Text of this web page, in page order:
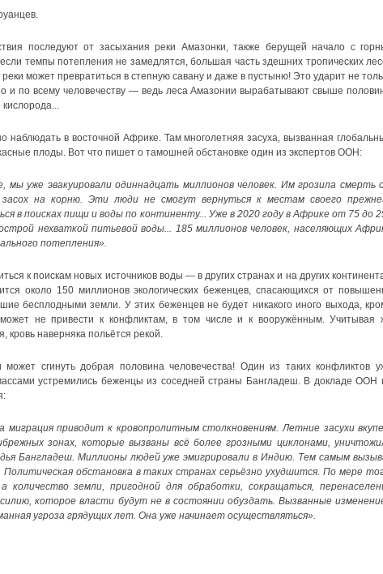
последуют от засыхания реки Амазонки, также берущей начало с
темпы потепления не замедлятся, большая часть здешних тропических
может превратиться в степную савану и даже в пустыню! Это ударит не
и по всему человечеству — ведь леса Амазонии вырабатывают свыше
наблюдать в восточной Африке. Там многолетняя засуха, вызванная
плоды. Вот что пишет о тамошней обстановке один из экспертов ООН:
мы уже эвакуировали одиннадцать миллионов человек. Им грозила смерть
на корню. Эти люди не смогут вернуться к местам своего
в поисках пищи и воды по континенту... Уже в 2020 году в Африке от 75 до
нехваткой питьевой воды... 185 миллионов человек, населяющих
потепления».
к поискам новых источников воды — в других странах и на других
около 150 миллионов экологических беженцев, спасающихся от
бесплодными земли. У этих беженцев не будет никакого иного выхода,
не привести к конфликтам, в том числе и к вооружённым. Учитывая
кровь наверняка польётся рекой.
сгинуть добрая половина человечества! Один из таких конфликтов
устремились беженцы из соседней страны Бангладеш. В докладе ООН
миграция приводит к кровопролитным столкновениям. Летние засухи
зонах, которые вызваны всё более грозными циклонами,
Бангладеш. Миллионы людей уже эмигрировали в Индию. Тем самым
обстановка в таких странах серьёзно ухудшится. По мере
земли, пригодной для обработки, сокращаться,
которое власти будут не в состоянии обуздать. Вызванные
угроза грядущих лет. Она уже начинает осуществляться».